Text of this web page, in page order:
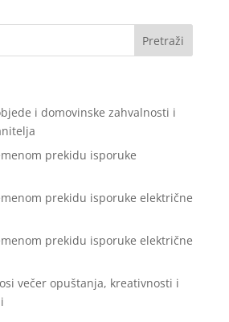
i domovinske zahvalnosti i
prekidu isporuke
prekidu isporuke električne
prekidu isporuke električne
večer opuštanja, kreativnosti i